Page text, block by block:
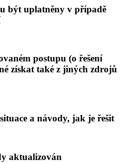
být uplatněny v případě
postupu (o řešení
získat také z jiných zdrojů
a návody, jak je řešit
aktualizován